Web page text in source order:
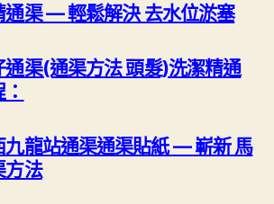
通渠 — 輕鬆解決 去水位淤塞
通渠(通渠方法 頭髮)洗潔精通
九龍站通渠通渠貼紙 — 嶄新 馬
方法